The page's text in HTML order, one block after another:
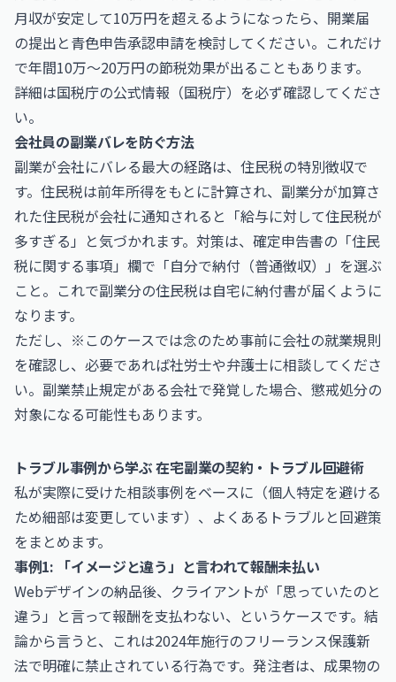
月収が安定して10万円を超えるようになったら、開業届
の提出と青色申告承認申請を検討してください。これだけ
で年間10万〜20万円の節税効果が出ることもあります。
詳細は国税庁の公式情報（国税庁）を必ず確認してくださ
い。
会社員の副業バレを防ぐ方法
副業が会社にバレる最大の経路は、住民税の特別徴収で
す。住民税は前年所得をもとに計算され、副業分が加算さ
れた住民税が会社に通知されると「給与に対して住民税が
多すぎる」と気づかれます。対策は、確定申告書の「住民
税に関する事項」欄で「自分で納付（普通徴収）」を選ぶ
こと。これで副業分の住民税は自宅に納付書が届くように
なります。
ただし、※このケースでは念のため事前に会社の就業規則
を確認し、必要であれば社労士や弁護士に相談してくださ
い。副業禁止規定がある会社で発覚した場合、懲戒処分の
対象になる可能性もあります。
トラブル事例から学ぶ 在宅副業の契約・トラブル回避術
私が実際に受けた相談事例をベースに（個人特定を避ける
ため細部は変更しています）、よくあるトラブルと回避策
をまとめます。
事例1: 「イメージと違う」と言われて報酬未払い
Webデザインの納品後、クライアントが「思っていたのと
違う」と言って報酬を支払わない、というケースです。結
論から言うと、これは2024年施行のフリーランス保護新
法で明確に禁止されている行為です。発注者は、成果物の